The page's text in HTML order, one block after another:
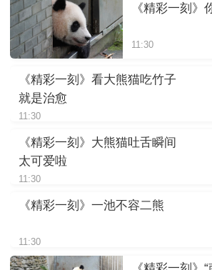
《精彩一刻》
11:30
《精彩一刻》看大熊猫吃竹子
就是治愈
11:30
《精彩一刻》大熊猫吐舌瞬间
太可爱啦
11:30
《精彩一刻》一池不容二熊
11:30